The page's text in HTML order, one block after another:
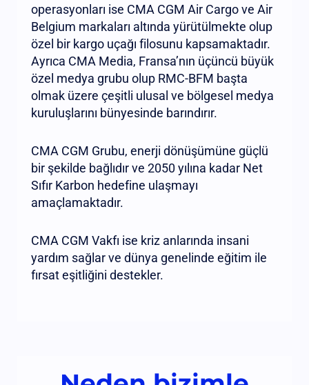
operasyonları ise CMA CGM Air Cargo ve Air
Belgium markaları altında yürütülmekte olup
özel bir kargo uçağı filosunu kapsamaktadır.
Ayrıca CMA Media, Fransa’nın üçüncü büyük
özel medya grubu olup RMC-BFM başta
olmak üzere çeşitli ulusal ve bölgesel medya
kuruluşlarını bünyesinde barındırır.
CMA CGM Grubu, enerji dönüşümüne güçlü
bir şekilde bağlıdır ve 2050 yılına kadar Net
Sıfır Karbon hedefine ulaşmayı
amaçlamaktadır.
CMA CGM Vakfı ise kriz anlarında insani
yardım sağlar ve dünya genelinde eğitim ile
fırsat eşitliğini destekler.